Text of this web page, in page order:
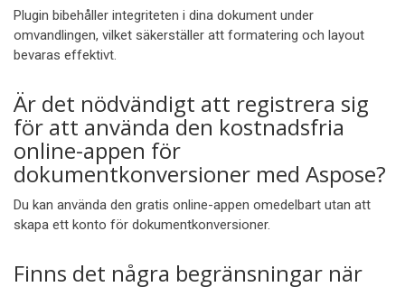
Plugin bibehåller integriteten i dina dokument under
omvandlingen, vilket säkerställer att formatering och layout
bevaras effektivt.
Är det nödvändigt att registrera sig
för att använda den kostnadsfria
online-appen för
dokumentkonversioner med Aspose?
Du kan använda den gratis online-appen omedelbart utan att
skapa ett konto för dokumentkonversioner.
Finns det några begränsningar när